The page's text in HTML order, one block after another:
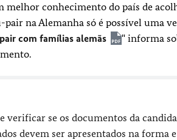
melhor conhecimento do país de
pair na Alemanha só é possível uma
com famílias alemãs
" informa
verificar se os documentos da
devem ser apresentados na forma